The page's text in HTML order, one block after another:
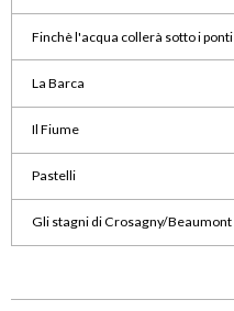
Finchè l'acqua collerà sotto i ponti
La Barca
Il Fiume
Pastelli
Gli stagni di Crosagny/Beaumont